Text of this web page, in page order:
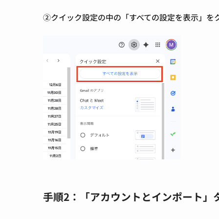
②クイック設定の中の「すべての設定を表示」を
手順2：「アカウントとインポート」